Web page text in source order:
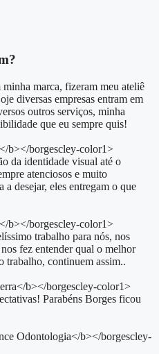
marca, fizeram meu ateliê
diversas empresas entram em
outros serviços, minha
que eu sempre quis!
da identidade visual até o
atenciosos e muito
desejar, eles entregam o que
trabalho para nós, nos
fez entender qual o melhor
trabalho, continuem assim..
Parabéns Borges ficou